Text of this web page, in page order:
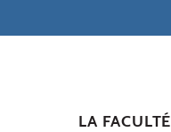
LA FACULTÉ